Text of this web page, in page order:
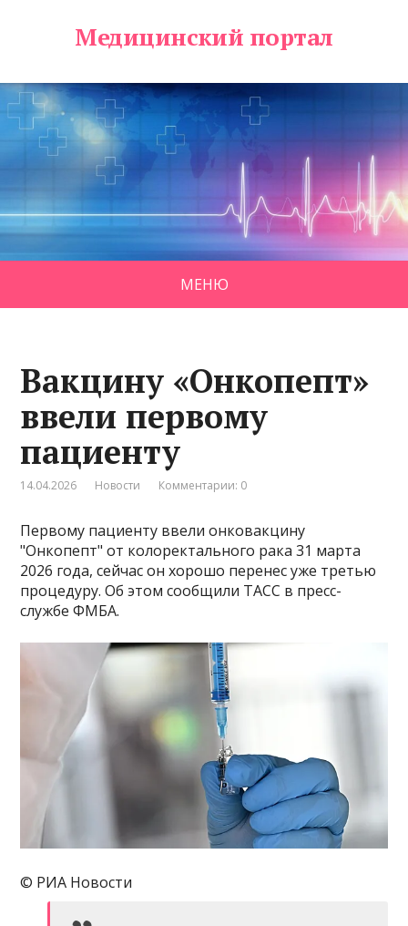
Медицинский портал
МЕНЮ
Вакцину «Онкопепт»
ввели первому
пациенту
14.04.2026 Новости Комментарии: 0
Первому пациенту ввели онковакцину
"Онкопепт" от колоректального рака 31 марта
2026 года, сейчас он хорошо перенес уже третью
процедуру. Об этом сообщили ТАСС в пресс-
службе ФМБА.
© РИА Новости